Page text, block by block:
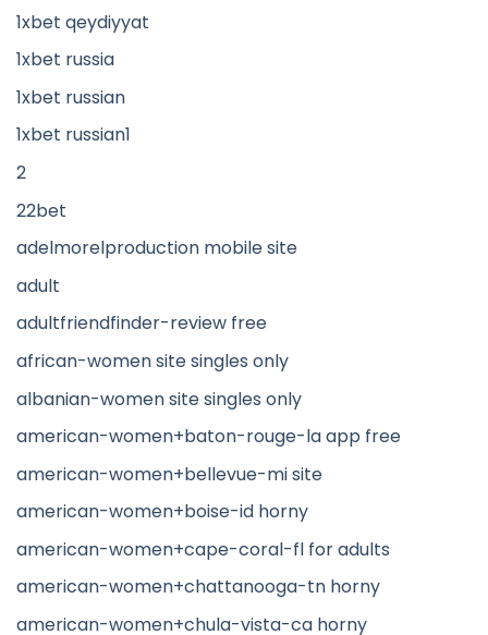
1xbet qeydiyyat
1xbet russia
1xbet russian
1xbet russian1
2
22bet
adelmorelproduction mobile site
adult
adultfriendfinder-review free
african-women site singles only
albanian-women site singles only
american-women+baton-rouge-la app free
american-women+bellevue-mi site
american-women+boise-id horny
american-women+cape-coral-fl for adults
american-women+chattanooga-tn horny
american-women+chula-vista-ca horny